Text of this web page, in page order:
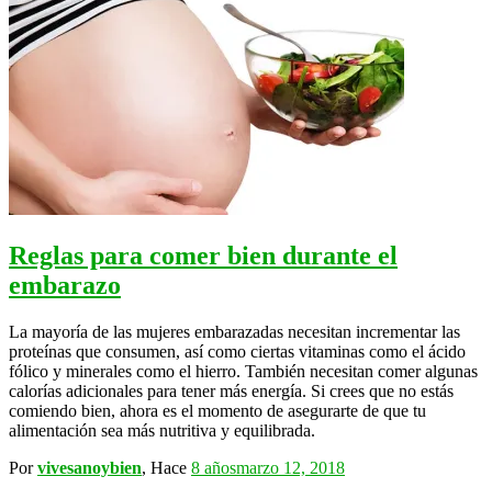
Reglas para comer bien durante el
embarazo
La mayoría de las mujeres embarazadas necesitan incrementar las
proteínas que consumen, así como ciertas vitaminas como el ácido
fólico y minerales como el hierro. También necesitan comer algunas
calorías adicionales para tener más energía. Si crees que no estás
comiendo bien, ahora es el momento de asegurarte de que tu
alimentación sea más nutritiva y equilibrada.
Porvivesanoybien, Hace 8 añosmarzo 12, 2018